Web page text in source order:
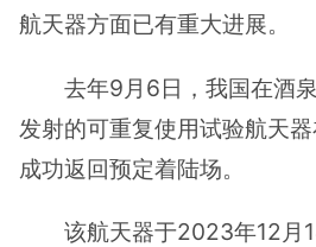
航天器方面已有重大进展。
去年9月6日，我国在酒
发射的可重复使用试验航天
成功返回预定着陆场。
该航天器于2023年12月